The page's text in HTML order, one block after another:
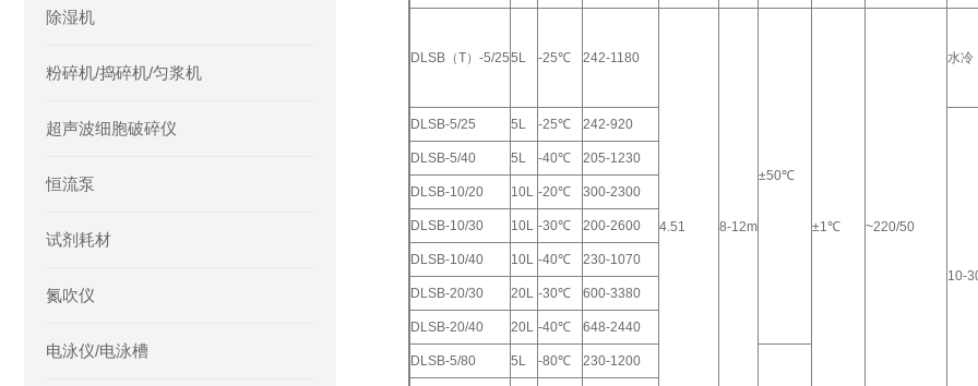
DLSB（T）-5/255L -25℃ 242-1180
4.51 8-12m
±50℃
±1℃ ~220/50
水冷
DLSB-5/25 5L -25℃ 242-920
10-
DLSB-5/40
5L -40℃ 205-1230
DLSB-10/20 10L -20℃ 300-2300
DLSB-10/30 10L -30℃ 200-2600
DLSB-10/40 10L -40℃ 230-1070
DLSB-20/30 20L -30℃
600-3380
DLSB-20/40
20L -40℃ 648-2440
DLSB-5/80 5L -80℃ 230-1200
除湿机
粉碎机/捣碎机/匀浆机
超声波细胞破碎仪
恒流泵
试剂耗材
氮吹仪
电泳仪/电泳槽